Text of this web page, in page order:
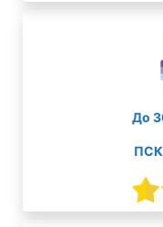
До
ПСК